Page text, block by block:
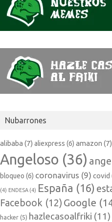
Nubarrones
alibaba (7) aliexpress (6) amazon (7)
Angeloso (36)
bloqueo (6) coronavirus (9) covid
(4) ENDESA (4) España (16)
Facebook (12) Google
hacker (5) hazlecasoalfriki (11)